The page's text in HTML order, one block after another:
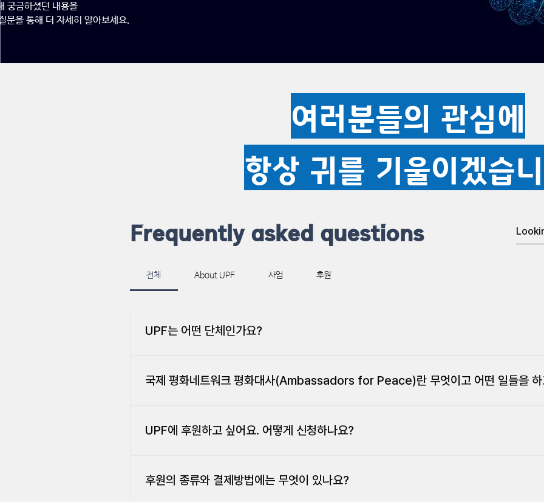
궁금하셨던 내용을
문을 통해 더 자세히 알아보세요.
여러분들의 관심에
항상 귀​를 기울이겠습
Frequently asked questions
전체 About UPF 사업 후원
UPF는 어떤 단체인가요?
12일 미국 뉴욕 링컨센터에서 문선명 한학자 총재 양위분의 창설선언으로 출발했습니다. 전 세계 194개
연합은 창설이래 꾸준히 진행해온 국제적 사업 실적을 인정받아 2018년 7월, UN경제사회이사회
국제 평화네트워크 평화대사(Ambassadors for Peace)란 무엇이고 어떤 일들을 하
협력, 국제조화, 유엔갱신, 언론의 책임, 그리고 평화문화의 세계를 실현하는데 기여한 사람을 말합니다.
을 변화시켜 마음과 마음이 소통할 수 있는 사회를 만들어 나아가겠습니다.
UPF에 후원하고 싶어요. 어떻게 신청하나요?
가능합니다. 후원에 대해 궁금한 점이 있다면 언제든 UPF에 연락 주세요.
후원의 종류와 결제방법에는 무엇이 있나요?